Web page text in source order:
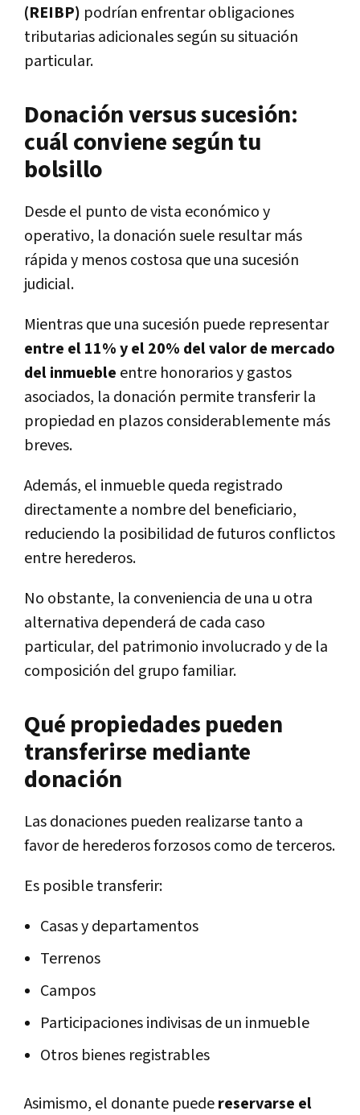
(REIBP) podrían enfrentar obligaciones
tributarias adicionales según su situación
particular.
Donación versus sucesión:
cuál conviene según tu
bolsillo
Desde el punto de vista económico y
operativo, la donación suele resultar más
rápida y menos costosa que una sucesión
judicial.
Mientras que una sucesión puede representar
entre el 11% y el 20% del valor de mercado
del inmueble entre honorarios y gastos
asociados, la donación permite transferir la
propiedad en plazos considerablemente más
breves.
Además, el inmueble queda registrado
directamente a nombre del beneficiario,
reduciendo la posibilidad de futuros conflictos
entre herederos.
No obstante, la conveniencia de una u otra
alternativa dependerá de cada caso
particular, del patrimonio involucrado y de la
composición del grupo familiar.
Qué propiedades pueden
transferirse mediante
donación
Las donaciones pueden realizarse tanto a
favor de herederos forzosos como de terceros.
Es posible transferir:
Casas y departamentos
Terrenos
Campos
Participaciones indivisas de un inmueble
Otros bienes registrables
Asimismo, el donante puedereservarse el